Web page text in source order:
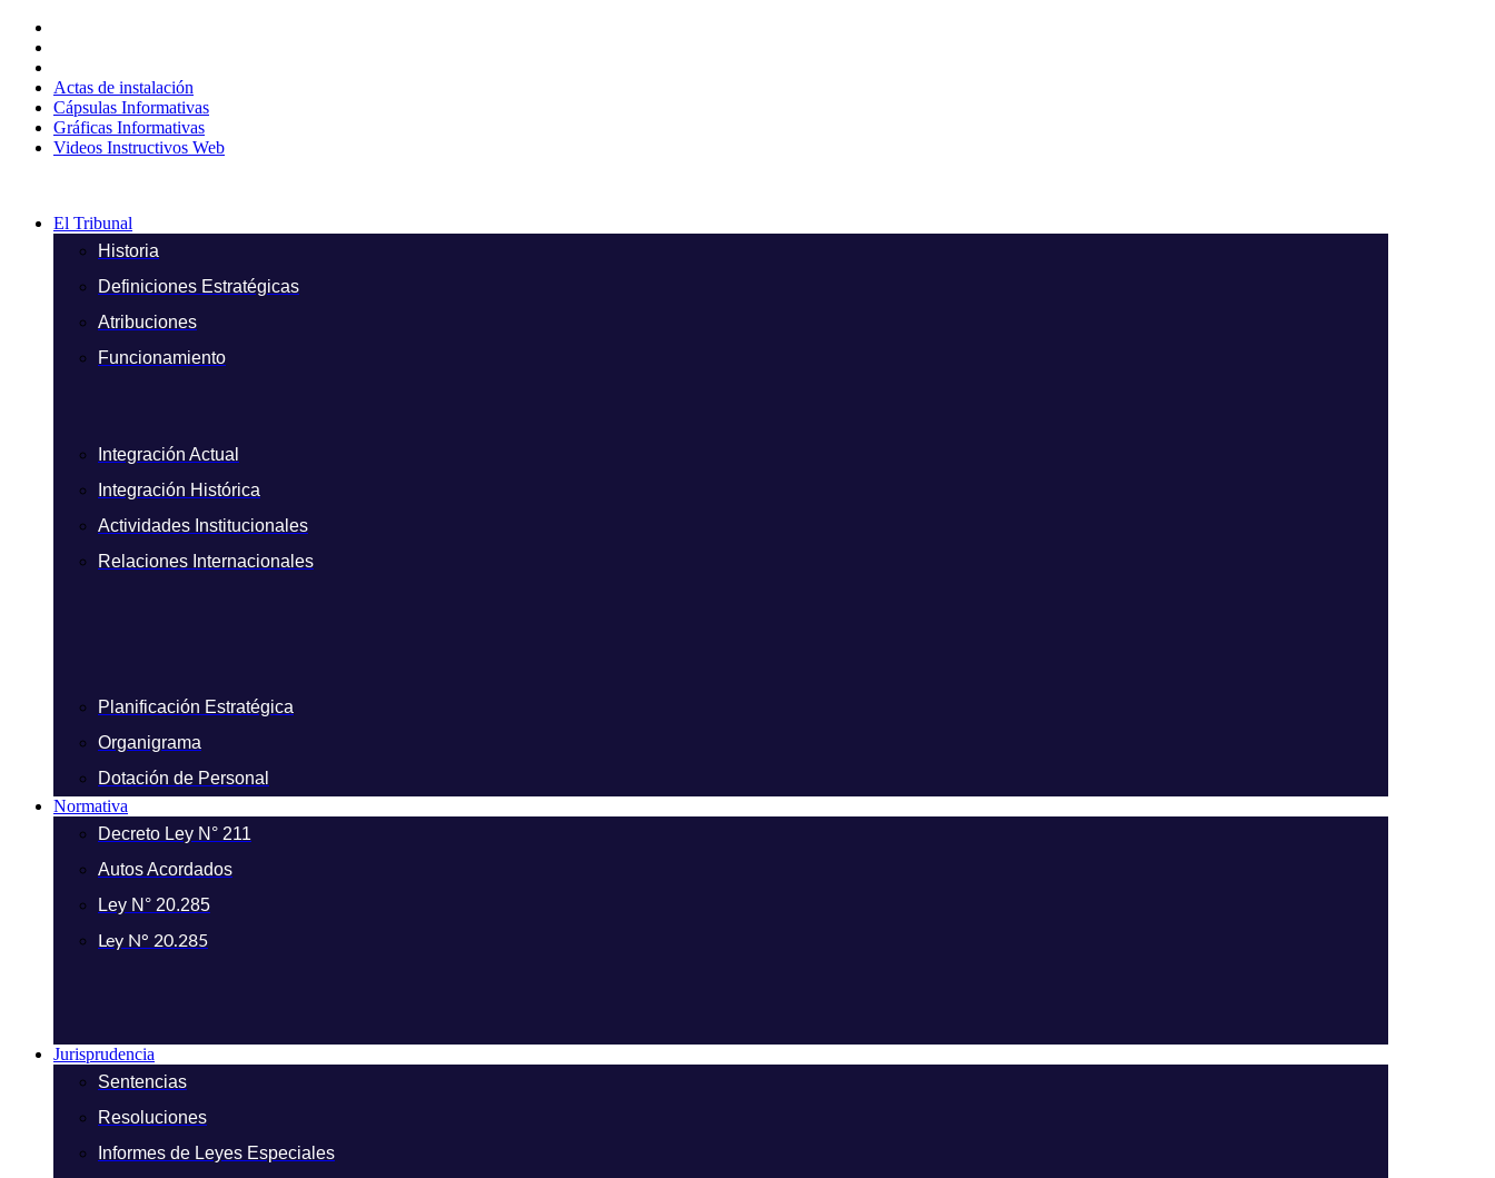
contenido
Actas de instalación
Cápsulas Informativas
Gráficas Informativas
Videos Instructivos Web
El Tribunal
Historia
Definiciones Estratégicas
Atribuciones
Funcionamiento
Integración Actual
Integración Histórica
Actividades Institucionales
Relaciones Internacionales
Planificación Estratégica
Organigrama
Dotación de Personal
Normativa
Decreto Ley N° 211
Autos Acordados
Ley N° 20.285
Ley N° 20.285
Jurisprudencia
Sentencias
Resoluciones
Informes de Leyes Especiales